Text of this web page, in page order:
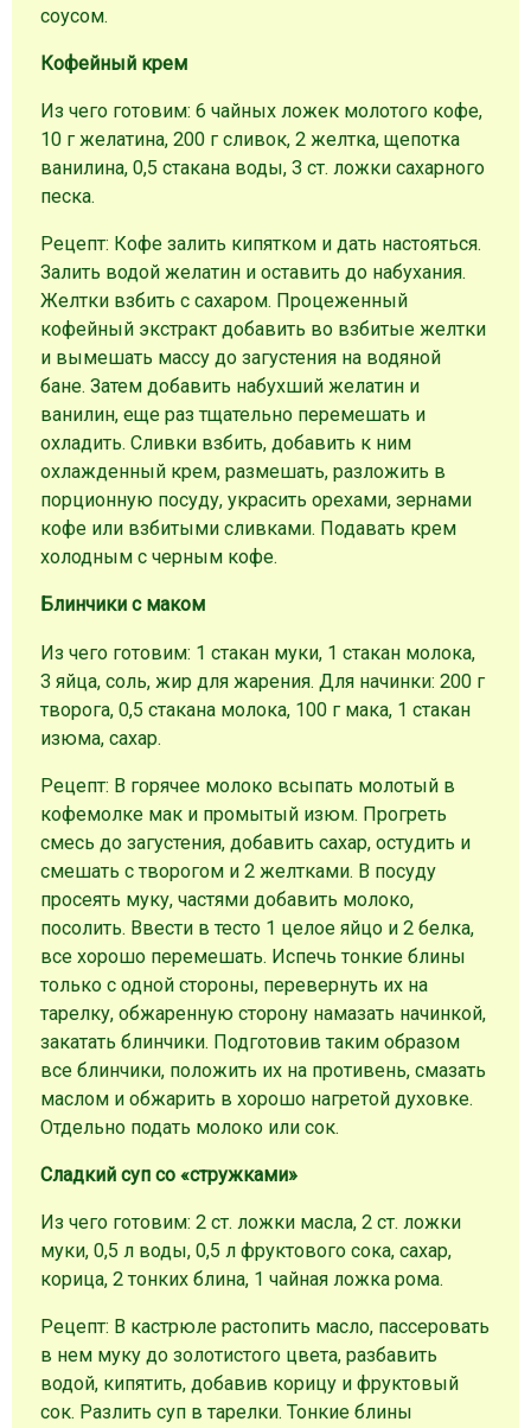
соусом.
Кофейный крем
Из чего готовим: 6 чайных ложек молотого кофе,
10 г желатина, 200 г сливок, 2 желтка, щепотка
ванилина, 0,5 стакана воды, 3 ст. ложки сахарного
песка.
Рецепт: Кофе залить кипятком и дать настояться.
Залить водой желатин и оставить до набухания.
Желтки взбить с сахаром. Процеженный
кофейный экстракт добавить во взбитые желтки
и вымешать массу до загустения на водяной
бане. Затем добавить набухший желатин и
ванилин, еще раз тщательно перемешать и
охладить. Сливки взбить, добавить к ним
охлажденный крем, размешать, разложить в
порционную посуду, украсить орехами, зернами
кофе или взбитыми сливками. Подавать крем
холодным с черным кофе.
Блинчики с маком
Из чего готовим: 1 стакан муки, 1 стакан молока,
3 яйца, соль, жир для жарения. Для начинки: 200 г
творога, 0,5 стакана молока, 100 г мака, 1 стакан
изюма, сахар.
Рецепт: В горячее молоко всыпать молотый в
кофемолке мак и промытый изюм. Прогреть
смесь до загустения, добавить сахар, остудить и
смешать с творогом и 2 желтками. В посуду
просеять муку, частями добавить молоко,
посолить. Ввести в тесто 1 целое яйцо и 2 белка,
все хорошо перемешать. Испечь тонкие блины
только с одной стороны, перевернуть их на
тарелку, обжаренную сторону намазать начинкой,
закатать блинчики. Подготовив таким образом
все блинчики, положить их на противень, смазать
маслом и обжарить в хорошо нагретой духовке.
Отдельно подать молоко или сок.
Сладкий суп со «стружками»
Из чего готовим: 2 ст. ложки масла, 2 ст. ложки
муки, 0,5 л воды, 0,5 л фруктового сока, сахар,
корица, 2 тонких блина, 1 чайная ложка рома.
Рецепт: В кастрюле растопить масло, пассеровать
в нем муку до золотистого цвета, разбавить
водой, кипятить, добавив корицу и фруктовый
сок. Разлить суп в тарелки. Тонкие блины